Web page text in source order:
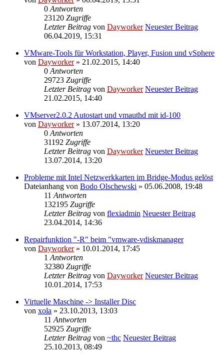
0 Antworten
23120 Zugriffe
Letzter Beitrag von Dayworker Neuester Beitrag
06.04.2019, 15:31
VMware-Tools für Workstation, Player, Fusion und vSphere
von Dayworker» 21.02.2015, 14:40
0 Antworten
29723 Zugriffe
Letzter Beitrag von Dayworker Neuester Beitrag
21.02.2015, 14:40
VMserver2.0.2 Autostart und vmauthd mit id-100
von Dayworker» 13.07.2014, 13:20
0 Antworten
31192 Zugriffe
Letzter Beitrag von Dayworker Neuester Beitrag
13.07.2014, 13:20
Probleme mit Intel Netzwerkkarten im Bridge-Modus gelöst
Dateianhang von Bodo Olschewski » 05.06.2008, 19:48
11 Antworten
132195 Zugriffe
Letzter Beitrag von flexiadmin Neuester Beitrag
23.04.2014, 14:36
Repairfunktion "-R" beim "vmware-vdiskmanager
von Dayworker» 10.01.2014, 17:45
1 Antworten
32380 Zugriffe
Letzter Beitrag von Dayworker Neuester Beitrag
10.01.2014, 17:53
Virtuelle Maschine -> Installer Disc
von xola » 23.10.2013, 13:03
11 Antworten
52925 Zugriffe
Letzter Beitrag von ~thc Neuester Beitrag
25.10.2013, 08:49